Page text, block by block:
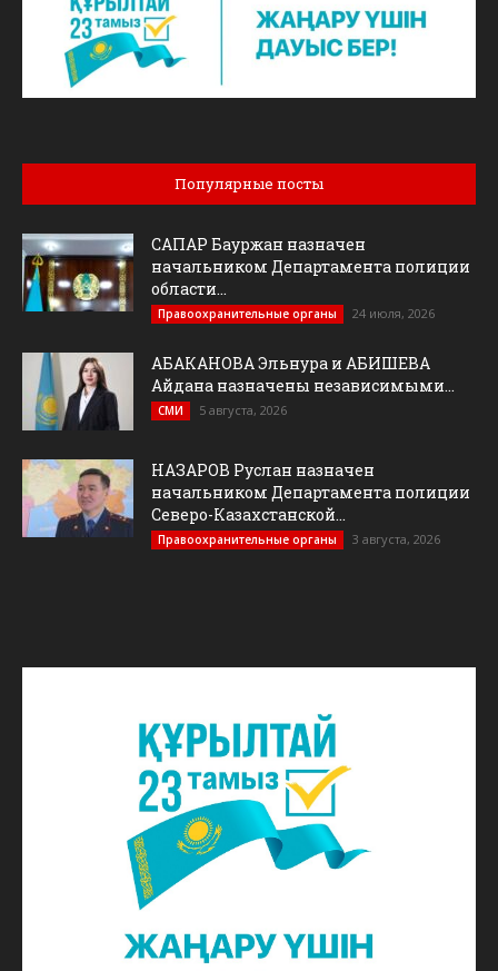
Популярные посты
САПАР Бауржан назначен
начальником Департамента полиции
области...
Правоохранительные органы 24 июля, 2026
АБАКАНОВА Эльнура и АБИШЕВА
Айдана назначены независимыми...
СМИ 5 августа, 2026
НАЗАРОВ Руслан назначен
начальником Департамента полиции
Северо-Казахстанской...
Правоохранительные органы 3 августа, 2026